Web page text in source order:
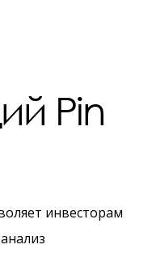
Pin
инвесторам